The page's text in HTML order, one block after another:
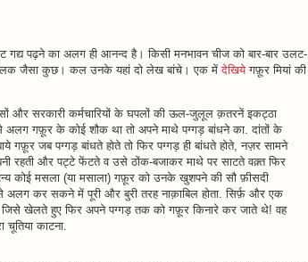
गद्य पढ़ने का अलग ही आनन्द है। किसी मनभावन चीज को बार-बार उलट-
जैसा कुछ। कल उनके यहां दो लेख बांचे। एक मेंदेखियेगफ़ूर मियां की
और सरकारी कर्मचारियों के घपलों की ऊल-जुलूल क़तरनें इकट्ठा
गफ़ूर के कोई शौक था तो अपने माथे पग्‍गड़ बांधने का. दांतों के
गफ़ूर जब पग्‍गड़ बांधते होते तो फिर पग्‍गड़ ही बांधते होते, नज़र सामने
रहती और पट्टे फेंटते व उसे ठोंक-बजाकर माथे पर साटते वक़्त फिर
कोई मसला (या मसाला) गफ़ूर को उनके खुशपने की सौ फ़ीसदी
अलग कर सकने में पूरी और बुरी तरह नाक़ाबिल होता. सिर्फ़ और एक
जिसे खेलते हुए फिर अपने पग्‍गड़ तक को गफ़ूर किनारे कर जाते थे! वह
चूतिया काटना.